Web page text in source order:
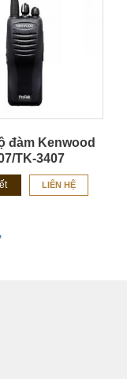
đàm Kenwood
TK-3407
LIÊN HỆ